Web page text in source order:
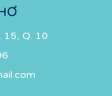
15, Q. 10